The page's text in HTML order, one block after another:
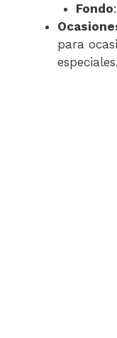
Fondo
para
especiales.